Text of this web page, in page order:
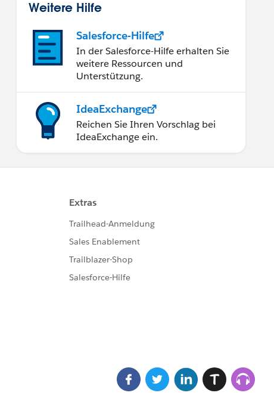
Weitere Hilfe
Salesforce-Hilfe
In der Salesforce-Hilfe erhalten Sie
weitere Ressourcen und
Unterstützung.
IdeaExchange
Reichen Sie Ihren Vorschlag bei
IdeaExchange ein.